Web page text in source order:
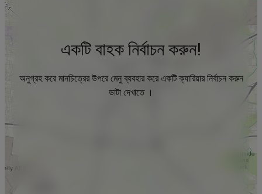
একটি বাহক নির্বাচন করুন!
অনুগ্রহ করে মানচিত্রের উপরে মেনু ব্যবহার করে একটি ক্যারিয়ার নির্বাচন করুন
ডাটা দেখাতে ।